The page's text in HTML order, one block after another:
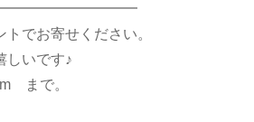
でお寄せください。
しいです♪
まで。